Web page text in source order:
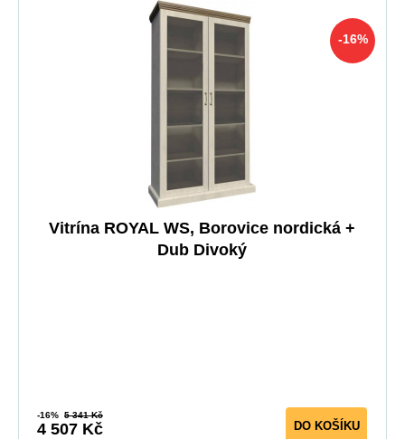
-16%
Vitrína ROYAL WS, Borovice nordická +
Dub Divoký
-16% 5 341 Kč
4 507 Kč DO KOŠÍKU